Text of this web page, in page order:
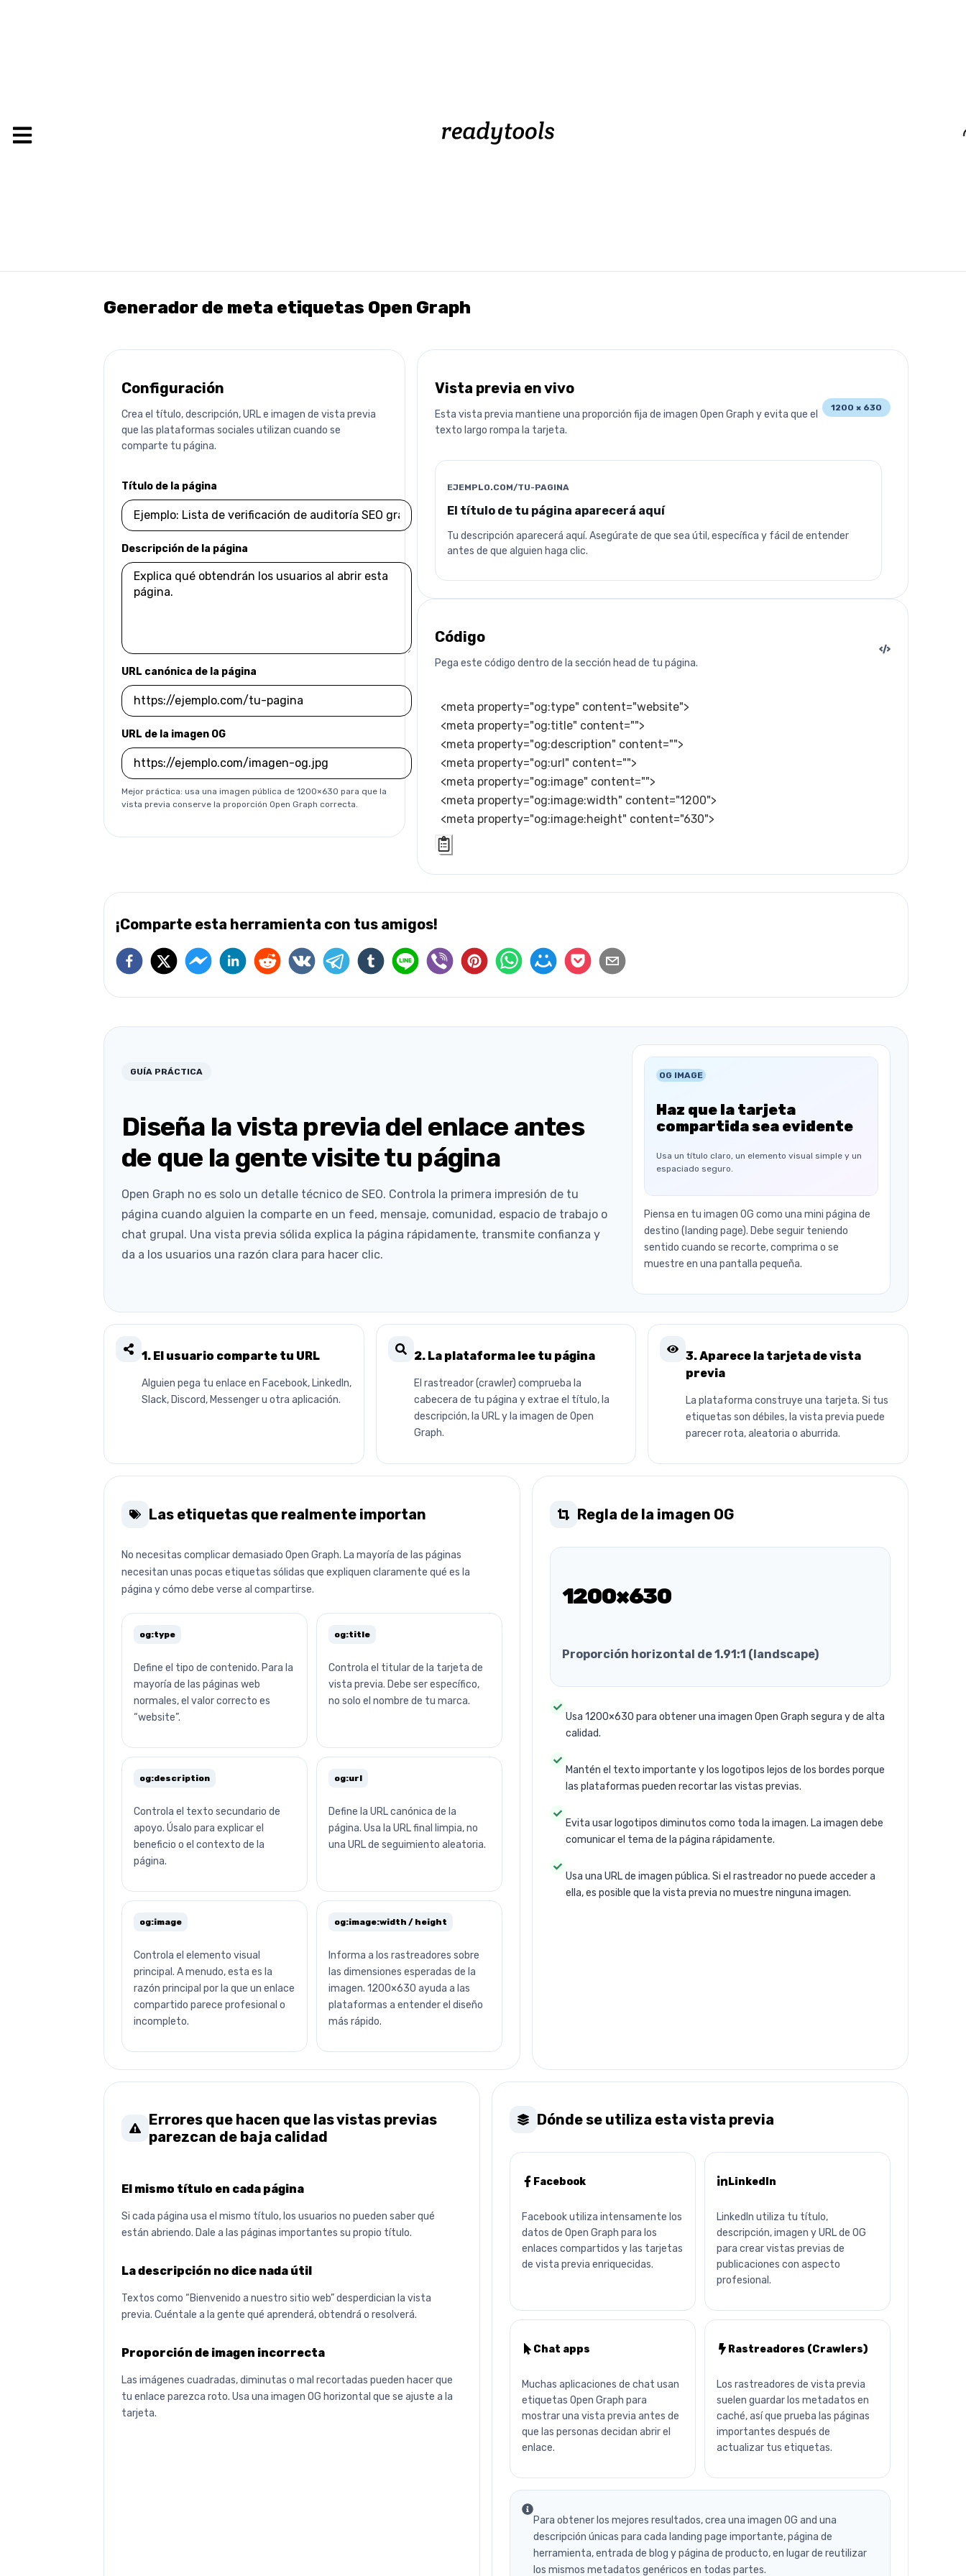
Generador de meta etiquetas Open Graph
Configuración
Crea el título, descripción, URL e imagen de vista previa
que las plataformas sociales utilizan cuando se
comparte tu página.
Título de la página
Descripción de la página
URL canónica de la página
URL de la imagen OG
Mejor práctica: usa una imagen pública de 1200×630 para que la
vista previa conserve la proporción Open Graph correcta.
Vista previa en vivo
Esta vista previa mantiene una proporción fija de imagen Open Graph y evita que el
texto largo rompa la tarjeta.
1200 × 630
Añade una imagen de 1200×630
Pega una URL de imagen pública para previsualizar cómo aparecerá la imagen OG.
EJEMPLO.COM/TU-PAGINA
El título de tu página aparecerá aquí
Tu descripción aparecerá aquí. Asegúrate de que sea útil, específica y fácil de entender
antes de que alguien haga clic.
Código
Pega este código dentro de la sección head de tu página.
<meta property="og:type" content="website">
<meta property="og:title" content="">
<meta property="og:description" content="">
<meta property="og:url" content="">
<meta property="og:image" content="">
<meta property="og:image:width" content="1200">
<meta property="og:image:height" content="630">
¡Comparte esta herramienta con tus amigos!
GUÍA PRÁCTICA
Diseña la vista previa del enlace antes
de que la gente visite tu página
Open Graph no es solo un detalle técnico de SEO. Controla la primera impresión de tu
página cuando alguien la comparte en un feed, mensaje, comunidad, espacio de trabajo o
chat grupal. Una vista previa sólida explica la página rápidamente, transmite confianza y
da a los usuarios una razón clara para hacer clic.
OG IMAGE
Haz que la tarjeta
compartida sea evidente
Usa un título claro, un elemento visual simple y un
espaciado seguro.
Piensa en tu imagen OG como una mini página de
destino (landing page). Debe seguir teniendo
sentido cuando se recorte, comprima o se
muestre en una pantalla pequeña.
1. El usuario comparte tu URL
Alguien pega tu enlace en Facebook, LinkedIn,
Slack, Discord, Messenger u otra aplicación.
2. La plataforma lee tu página
El rastreador (crawler) comprueba la
cabecera de tu página y extrae el título, la
descripción, la URL y la imagen de Open
Graph.
3. Aparece la tarjeta de vista
previa
La plataforma construye una tarjeta. Si tus
etiquetas son débiles, la vista previa puede
parecer rota, aleatoria o aburrida.
Las etiquetas que realmente importan
No necesitas complicar demasiado Open Graph. La mayoría de las páginas
necesitan unas pocas etiquetas sólidas que expliquen claramente qué es la
página y cómo debe verse al compartirse.
og:type
Define el tipo de contenido. Para la
mayoría de las páginas web
normales, el valor correcto es
“website”.
og:title
Controla el titular de la tarjeta de
vista previa. Debe ser específico,
no solo el nombre de tu marca.
og:description
Controla el texto secundario de
apoyo. Úsalo para explicar el
beneficio o el contexto de la
página.
og:url
Define la URL canónica de la
página. Usa la URL final limpia, no
una URL de seguimiento aleatoria.
og:image
Controla el elemento visual
principal. A menudo, esta es la
razón principal por la que un enlace
compartido parece profesional o
incompleto.
og:image:width / height
Informa a los rastreadores sobre
las dimensiones esperadas de la
imagen. 1200×630 ayuda a las
plataformas a entender el diseño
más rápido.
Regla de la imagen OG
1200×630
Proporción horizontal de 1.91:1 (landscape)
Usa 1200×630 para obtener una imagen Open Graph segura y de alta
calidad.
Mantén el texto importante y los logotipos lejos de los bordes porque
las plataformas pueden recortar las vistas previas.
Evita usar logotipos diminutos como toda la imagen. La imagen debe
comunicar el tema de la página rápidamente.
Usa una URL de imagen pública. Si el rastreador no puede acceder a
ella, es posible que la vista previa no muestre ninguna imagen.
Errores que hacen que las vistas previas
parezcan de baja calidad
El mismo título en cada página
Si cada página usa el mismo título, los usuarios no pueden saber qué
están abriendo. Dale a las páginas importantes su propio título.
La descripción no dice nada útil
Textos como “Bienvenido a nuestro sitio web” desperdician la vista
previa. Cuéntale a la gente qué aprenderá, obtendrá o resolverá.
Proporción de imagen incorrecta
Las imágenes cuadradas, diminutas o mal recortadas pueden hacer que
tu enlace parezca roto. Usa una imagen OG horizontal que se ajuste a la
tarjeta.
Dónde se utiliza esta vista previa
Facebook
Facebook utiliza intensamente los
datos de Open Graph para los
enlaces compartidos y las tarjetas
de vista previa enriquecidas.
LinkedIn
LinkedIn utiliza tu título,
descripción, imagen y URL de OG
para crear vistas previas de
publicaciones con aspecto
profesional.
Chat apps
Muchas aplicaciones de chat usan
etiquetas Open Graph para
mostrar una vista previa antes de
que las personas decidan abrir el
enlace.
Rastreadores (Crawlers)
Los rastreadores de vista previa
suelen guardar los metadatos en
caché, así que prueba las páginas
importantes después de
actualizar tus etiquetas.
Para obtener los mejores resultados, crea una imagen OG and una
descripción únicas para cada landing page importante, página de
herramienta, entrada de blog y página de producto, en lugar de reutilizar
los mismos metadatos genéricos en todas partes.